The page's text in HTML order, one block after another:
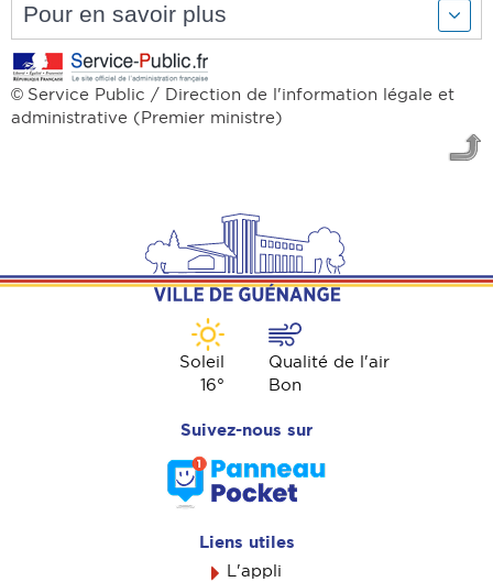
Pour en savoir plus
© Service Public / Direction de l'information légale et
administrative (Premier ministre)
Soleil
16°
Qualité de l'air
Bon
Suivez-nous sur
Liens utiles
L'appli